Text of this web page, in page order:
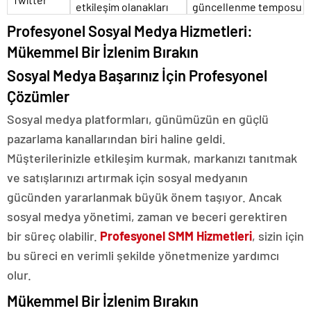
etkileşim olanakları
güncellenme temposu
Profesyonel Sosyal Medya Hizmetleri:
Mükemmel Bir İzlenim Bırakın
Sosyal Medya Başarınız İçin Profesyonel
Çözümler
Sosyal medya platformları, günümüzün en güçlü
pazarlama kanallarından biri haline geldi.
Müşterilerinizle etkileşim kurmak, markanızı tanıtmak
ve satışlarınızı artırmak için sosyal medyanın
gücünden yararlanmak büyük önem taşıyor. Ancak
sosyal medya yönetimi, zaman ve beceri gerektiren
bir süreç olabilir. Profesyonel SMM Hizmetleri, sizin için
bu süreci en verimli şekilde yönetmenize yardımcı
olur.
Mükemmel Bir İzlenim Bırakın